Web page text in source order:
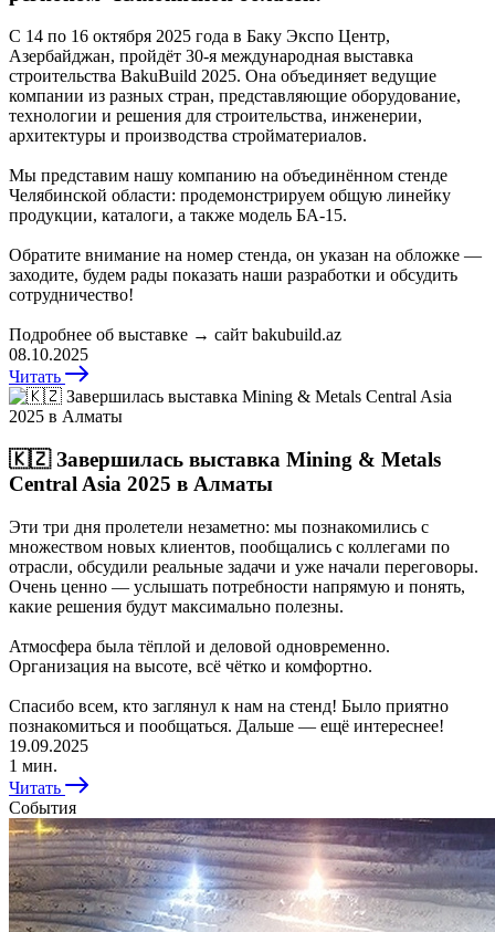
С 14 по 16 октября 2025 года в Баку Экспо Центр,
Азербайджан, пройдёт 30-я международная выставка
строительства BakuBuild 2025. Она объединяет ведущие
компании из разных стран, представляющие оборудование,
технологии и решения для строительства, инженерии,
архитектуры и производства стройматериалов.
Мы представим нашу компанию на объединённом стенде
Челябинской области: продемонстрируем общую линейку
продукции, каталоги, а также модель БА-15.
Обратите внимание на номер стенда, он указан на обложке —
заходите, будем рады показать наши разработки и обсудить
сотрудничество!
Подробнее об выставке → сайт bakubuild.az
08.10.2025
Читать
🇰🇿 Завершилась выставка Mining & Metals
Central Asia 2025 в Алматы
Эти три дня пролетели незаметно: мы познакомились с
множеством новых клиентов, пообщались с коллегами по
отрасли, обсудили реальные задачи и уже начали переговоры.
Очень ценно — услышать потребности напрямую и понять,
какие решения будут максимально полезны.
Атмосфера была тёплой и деловой одновременно.
Организация на высоте, всё чётко и комфортно.
Спасибо всем, кто заглянул к нам на стенд! Было приятно
познакомиться и пообщаться. Дальше — ещё интереснее!
19.09.2025
1 мин.
Читать
События